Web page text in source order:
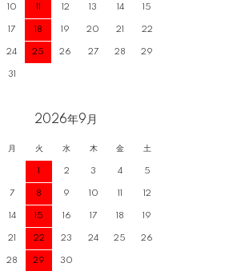
10 11 12 13 14 15
17 18 19 20 21 22
24 25 26 27 28 29
31
2026年9月
月 火 水 木 金 土
1 2 3 4 5
7 8 9 10 11 12
14 15 16 17 18 19
21 22 23 24 25 26
28 29 30